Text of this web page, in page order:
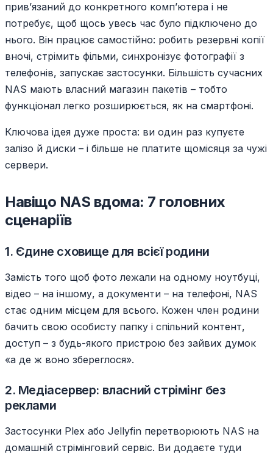
прив’язаний до конкретного комп’ютера і не
потребує, щоб щось увесь час було підключено до
нього. Він працює самостійно: робить резервні копії
вночі, стрімить фільми, синхронізує фотографії з
телефонів, запускає застосунки. Більшість сучасних
NAS мають власний магазин пакетів – тобто
функціонал легко розширюється, як на смартфоні.
Ключова ідея дуже проста: ви один раз купуєте
залізо й диски – і більше не платите щомісяця за чужі
сервери.
Навіщо NAS вдома: 7 головних
сценаріїв
1. Єдине сховище для всієї родини
Замість того щоб фото лежали на одному ноутбуці,
відео – на іншому, а документи – на телефоні, NAS
стає одним місцем для всього. Кожен член родини
бачить свою особисту папку і спільний контент,
доступ – з будь-якого пристрою без зайвих думок
«а де ж воно збереглося».
2. Медіасервер: власний стрімінг без
реклами
Застосунки Plex або Jellyfin перетворюють NAS на
домашній стрімінговий сервіс. Ви додаєте туди